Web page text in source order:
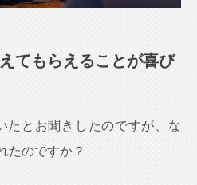
てもらえることが喜び
たとお聞きしたのですが、な
たのですか？